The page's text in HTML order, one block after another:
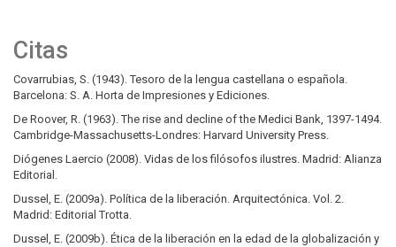
Citas
Covarrubias, S. (1943). Tesoro de la lengua castellana o española.
Barcelona: S. A. Horta de Impresiones y Ediciones.
De Roover, R. (1963). The rise and decline of the Medici Bank, 1397-1494.
Cambridge-Massachusetts-Londres: Harvard University Press.
Diógenes Laercio (2008). Vidas de los filósofos ilustres. Madrid: Alianza
Editorial.
Dussel, E. (2009a). Política de la liberación. Arquitectónica. Vol. 2.
Madrid: Editorial Trotta.
Dussel, E. (2009b). Ética de la liberación en la edad de la globalización y